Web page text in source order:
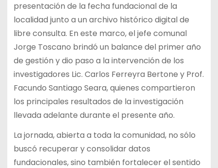
presentación de la fecha fundacional de la
localidad junto a un archivo histórico digital de
libre consulta. En este marco, el jefe comunal
Jorge Toscano brindó un balance del primer año
de gestión y dio paso a la intervención de los
investigadores Lic. Carlos Ferreyra Bertone y Prof.
Facundo Santiago Seara, quienes compartieron
los principales resultados de la investigación
llevada adelante durante el presente año.
La jornada, abierta a toda la comunidad, no sólo
buscó recuperar y consolidar datos
fundacionales, sino también fortalecer el sentido